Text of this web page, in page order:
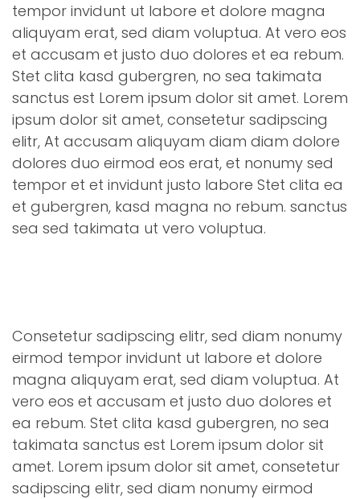
tempor invidunt ut labore et dolore magna
aliquyam erat, sed diam voluptua. At vero eos
et accusam et justo duo dolores et ea rebum.
Stet clita kasd gubergren, no sea takimata
sanctus est Lorem ipsum dolor sit amet. Lorem
ipsum dolor sit amet, consetetur sadipscing
elitr, At accusam aliquyam diam diam dolore
dolores duo eirmod eos erat, et nonumy sed
tempor et et invidunt justo labore Stet clita ea
et gubergren, kasd magna no rebum. sanctus
sea sed takimata ut vero voluptua.
Consetetur sadipscing elitr, sed diam nonumy
eirmod tempor invidunt ut labore et dolore
magna aliquyam erat, sed diam voluptua. At
vero eos et accusam et justo duo dolores et
ea rebum. Stet clita kasd gubergren, no sea
takimata sanctus est Lorem ipsum dolor sit
amet. Lorem ipsum dolor sit amet, consetetur
sadipscing elitr, sed diam nonumy eirmod